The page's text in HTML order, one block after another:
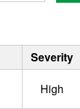
Severity
High